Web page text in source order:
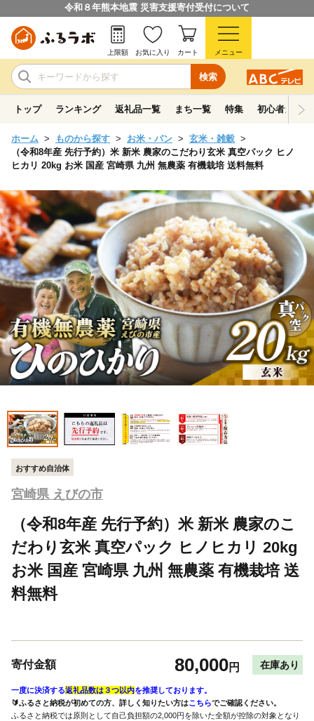
令和８年熊本地震 災害支援寄付受付について
検索
上限額 お気に入り カート メニュー
トップ ランキング 返礼品一覧 まち一覧 特集 初心者ガイド
ホーム ものから探す お米・パン
玄米・雑穀
（令和8年産 先行予約）米 新米 農家のこだわり玄米 真空パック ヒノ
ヒカリ 20kg お米 国産 宮崎県 九州 無農薬 有機栽培 送料無料
おすすめ自治体
宮崎県 えびの市
（令和8年産 先行予約）米 新米 農家のこ
だわり玄米 真空パック ヒノヒカリ 20kg
お米 国産 宮崎県 九州 無農薬 有機栽培 送
料無料
寄付金額 80,000円 在庫あり
一度に決済する返礼品数は３つ以内を推奨しております。
🔰ふるさと納税が初めての方、詳しく知りたい方はこちらでご確認ください。
ふるさと納税では原則として自己負担額の2,000円を除いた全額が控除の対象となり